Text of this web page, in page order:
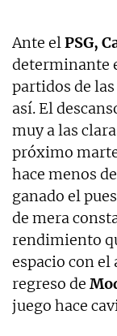
Ante elPSG,
determinante
partidos de
así. El
muy a las
próximo
hace menos
ganado el
de mera
rendimiento
espacio con el
regreso de
juego hace